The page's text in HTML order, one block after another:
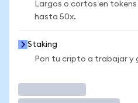
Largos o cortos en
hasta 50x.
Staking
Pon tu cripto a trabajar y